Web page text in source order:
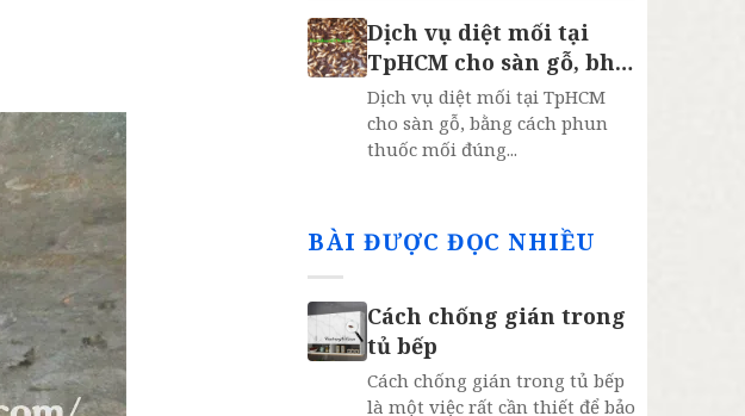
Dịch vụ diệt mối tại
TpHCM cho sàn gỗ, bh 2
năm
Dịch vụ diệt mối tại TpHCM
cho sàn gỗ, bằng cách phun
thuốc mối đúng...
BÀI ĐƯỢC ĐỌC NHIỀU
Cách chống gián trong
tủ bếp
Cách chống gián trong tủ bếp
là một việc rất cần thiết để bảo